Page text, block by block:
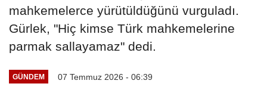
mahkemelerce yürütüldüğünü vurguladı.
Gürlek, "Hiç kimse Türk mahkemelerine
parmak sallayamaz" dedi.
GÜNDEM 07 Temmuz 2026 - 06:39